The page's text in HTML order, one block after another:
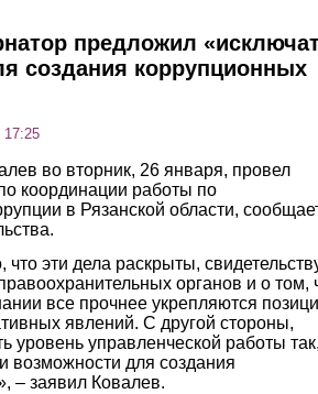
предложил
создания коррупционных
17:25
во вторник, 26 января, провел
координации работы по
в Рязанской области,
эти дела раскрыты,
органов и о том,
все прочнее укрепляются
явлений. С другой стороны,
уровень управленческой работы
возможности для создания
– заявил Ковалев.